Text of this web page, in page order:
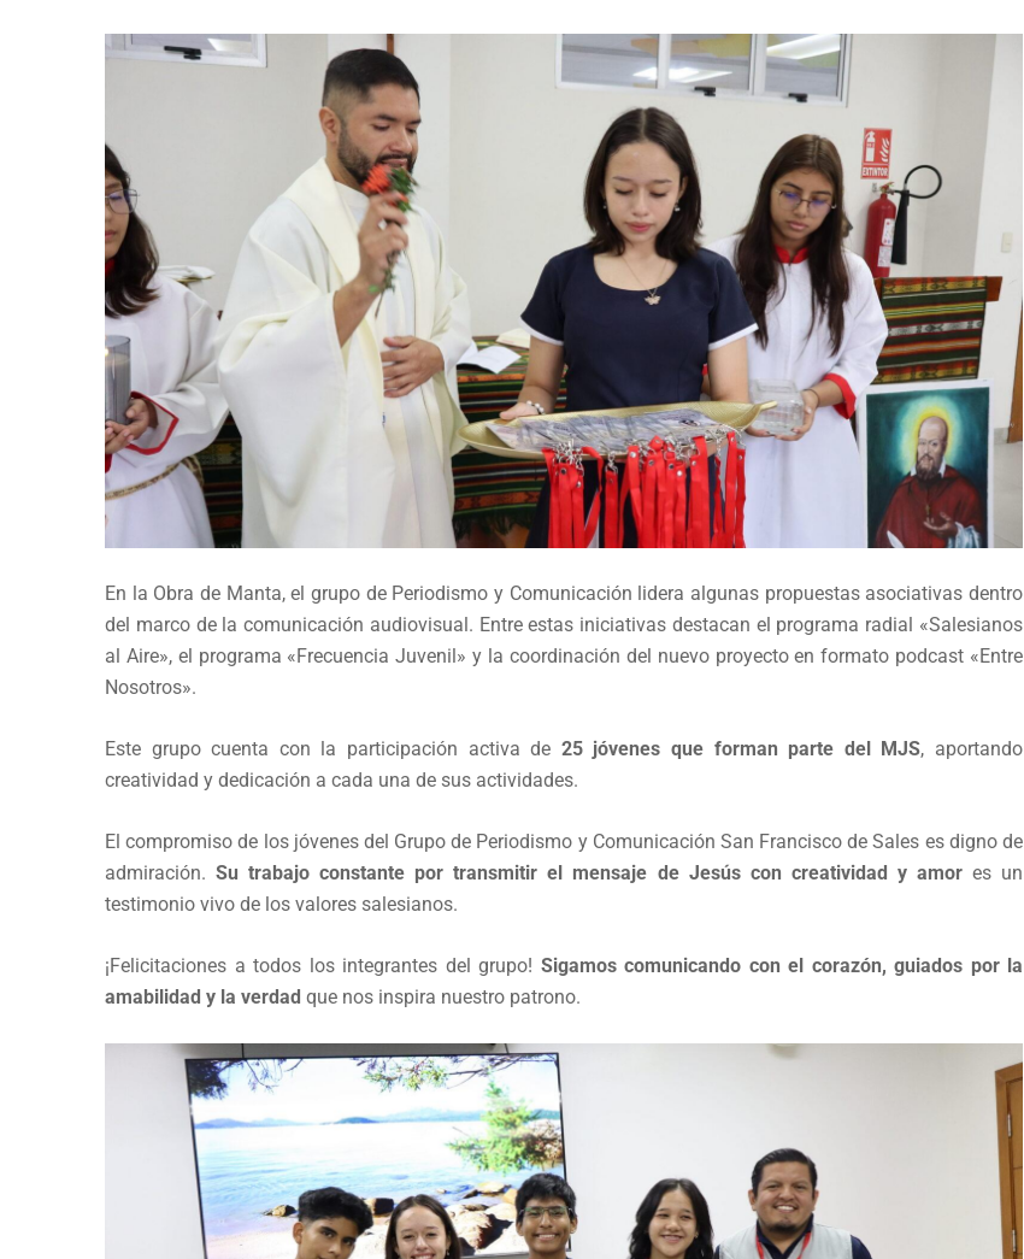
En la Obra de Manta, el grupo de Periodismo y Comunicación lidera algunas propuestas asociativas dentro
del marco de la comunicación audiovisual. Entre estas iniciativas destacan el programa radial «Salesianos
al Aire», el programa «Frecuencia Juvenil» y la coordinación del nuevo proyecto en formato podcast «Entre
Nosotros».
Este grupo cuenta con la participación activa de 25 jóvenes que forman parte del MJS, aportando
creatividad y dedicación a cada una de sus actividades.
El compromiso de los jóvenes del Grupo de Periodismo y Comunicación San Francisco de Sales es digno de
admiración.Su trabajo constante por transmitir el mensaje de Jesús con creatividad y amores un
testimonio vivo de los valores salesianos.
¡Felicitaciones a todos los integrantes del grupo! Sigamos comunicando con el corazón, guiados por la
amabilidad y la verdad que nos inspira nuestro patrono.